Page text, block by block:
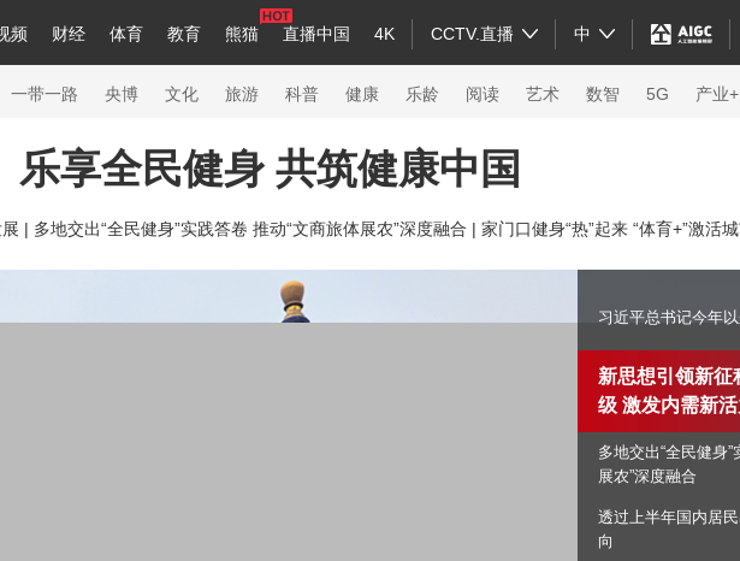
频 财经 体育 教育 熊猫 直播中国 4K CCTV.直播 中
中国领导人 央视快评 习式妙语 热解读 天天学习
节目单 听音 微视频 主持人 下载央视影音
English Монгол
一带一路 央博 文化 旅游 科普 健康 乐龄 阅读 艺术 数智 5G 产业+
纪录片网 国家大剧院 大型活动
科技 法治 文娱 人物 公益 图片
央视网评
乐享全民健身 共筑健康中国
| 多地交出“全民健身”实践答卷 推动“文商旅体展农”深度融合 | 家门口健身“热”起来 “体育+”激活
习近平总书记今年
新思想引领新征
级 激发内需新活
多地交出“全民健身
展农”深度融合
透过上半年国内居
向